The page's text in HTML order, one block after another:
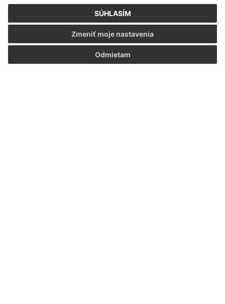
SÚHLASÍM
Odmietam
Zmeniť moje nastavenia
Informácie o stránke:
Vyhlásenie o prístupnosti
Autorské práva
Ochrana osobných údajov